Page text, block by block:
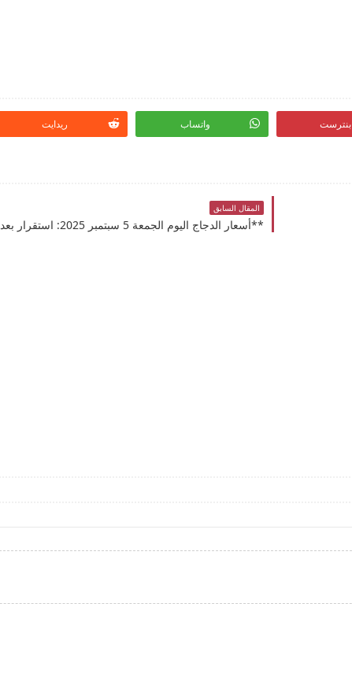
بنترست واتساب ريدايت
المقال السابق
**أسعار الدجاج اليوم الجمعة 5 سبتمبر 2025: استقرار بعد التراجع الأخير!**